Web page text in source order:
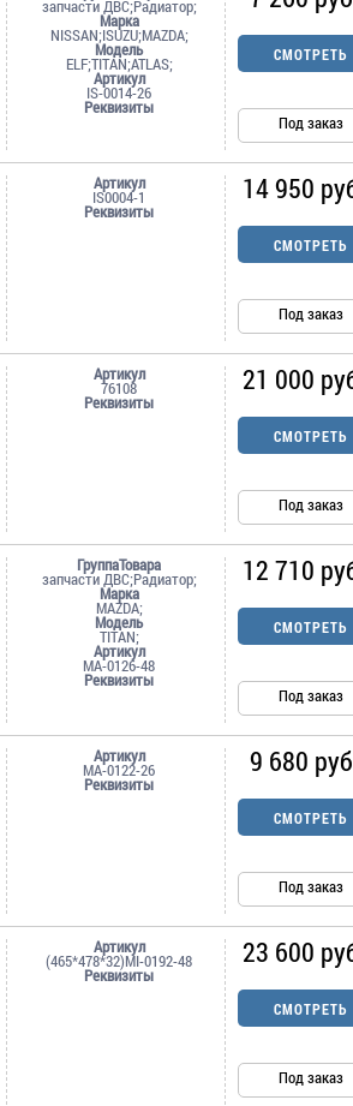
запчасти ДВС;Радиатор;
Марка
NISSAN;ISUZU;MAZDA;
Модель
ELF;TITAN;ATLAS;
Артикул
IS-0014-26
Реквизиты
СМОТРЕТЬ
Под заказ
Артикул
IS0004-1
Реквизиты
14 950
СМОТРЕТЬ
Под заказ
Артикул
76108
Реквизиты
21 000
СМОТРЕТЬ
Под заказ
ГруппаТовара
запчасти ДВС;Радиатор;
Марка
MAZDA;
Модель
TITAN;
Артикул
MA-0126-48
Реквизиты
12 710
СМОТРЕТЬ
Под заказ
Артикул
MA-0122-26
Реквизиты
9 680
СМОТРЕТЬ
Под заказ
Артикул
(465*478*32)MI-0192-48
Реквизиты
23 600
СМОТРЕТЬ
Под заказ